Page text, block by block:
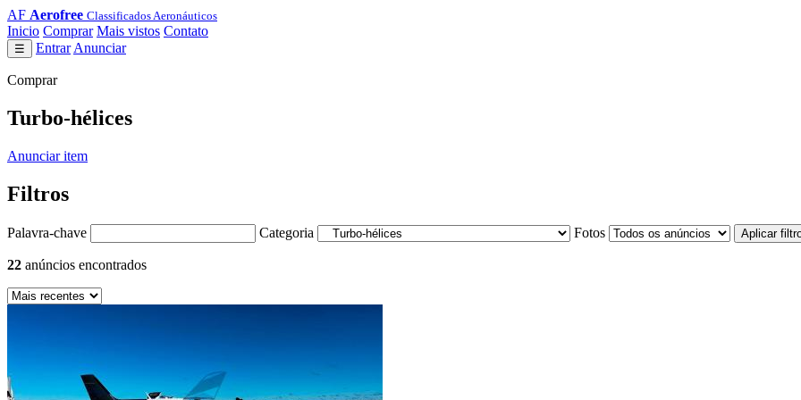
AF Aerofree Classificados Aeronáuticos
Inicio Comprar Mais vistos Contato
☰ Entrar Anunciar
Comprar
Turbo-hélices
Anunciar item
Filtros
Palavra-chave Categoria Fotos Aplicar
22 anúncios encontrados